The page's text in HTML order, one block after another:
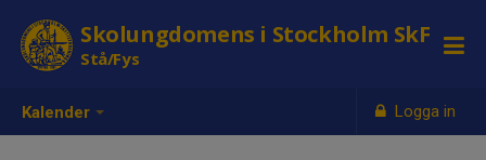
Kalender Logga in
Skolungdomens i Stockholm SkF
Stå/Fys